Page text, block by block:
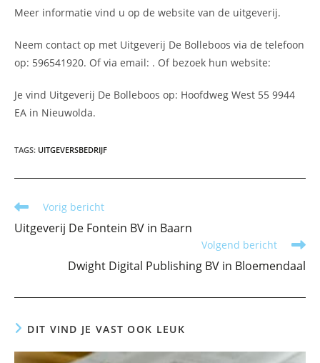
Meer informatie vind u op de website van de uitgeverij.
Neem contact op met Uitgeverij De Bolleboos via de telefoon
op: 596541920. Of via email: . Of bezoek hun website:
Je vind Uitgeverij De Bolleboos op: Hoofdweg West 55 9944
EA in Nieuwolda.
TAGS: UITGEVERSBEDRIJF
Lees
artikelen
Vorig bericht
Uitgeverij De Fontein BV in Baarn
Volgend bericht
Dwight Digital Publishing BV in Bloemendaal
DIT VIND JE VAST OOK LEUK